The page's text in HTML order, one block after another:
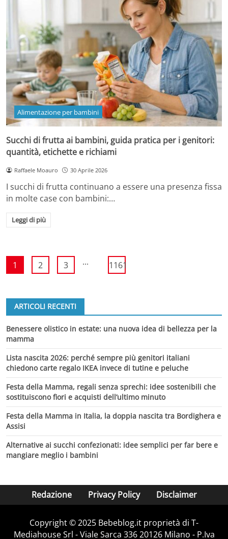
Alimentazione per bambini
Succhi di frutta ai bambini, guida pratica per i genitori:
quantità, etichette e richiami
Raffaele Moauro 30 Aprile 2026
I succhi di frutta continuano a essere una presenza fissa
in molte case con bambini:…
Leggi di più
1 2 3 ... 1161
ARTICOLI RECENTI
Benessere olistico in estate: una nuova idea di bellezza per la
mamma
Lista nascita 2026: perché sempre più genitori italiani
chiedono carte regalo IKEA invece di tutine e peluche
Festa della Mamma, regali senza sprechi: idee sostenibili che
sostituiscono fiori e acquisti dell’ultimo minuto
Festa della Mamma in Italia, la doppia nascita tra Bordighera e
Assisi
Alternative ai succhi confezionati: idee semplici per far bere e
mangiare meglio i bambini
Redazione Privacy Policy Disclaimer
Copyright © 2025 Bebeblog.it proprietà di T-
Mediahouse Srl - Viale Sarca 336 20126 Milano - P.Iva